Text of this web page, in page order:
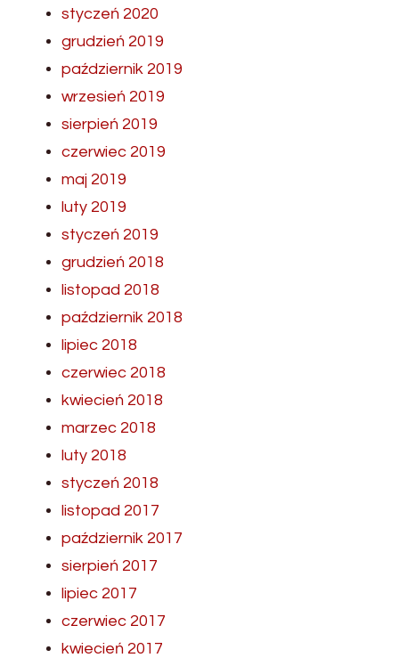
styczeń 2020
grudzień 2019
październik 2019
wrzesień 2019
sierpień 2019
czerwiec 2019
maj 2019
luty 2019
styczeń 2019
grudzień 2018
listopad 2018
październik 2018
lipiec 2018
czerwiec 2018
kwiecień 2018
marzec 2018
luty 2018
styczeń 2018
listopad 2017
październik 2017
sierpień 2017
lipiec 2017
czerwiec 2017
kwiecień 2017